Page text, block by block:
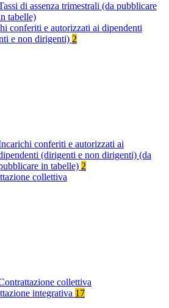
di assenza trimestrali (da pubblicare
tabelle)
conferiti e autorizzati ai dipendenti
e non dirigenti) 2
conferiti e autorizzati ai
(dirigenti e non dirigenti) (da
in tabelle) 2
collettiva
collettiva
integrativa 17